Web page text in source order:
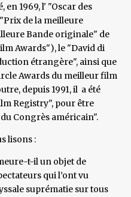
1969, l' "Oscar des
de la meilleure
Bande originale" de
Awards"), le "David di
étrangère", ainsi que
Awards du meilleur film
depuis 1991, il a été
Registry", pour être
Congrès américain".
lisons :
t-il un objet de
qui l’ont vu
suprématie sur tous